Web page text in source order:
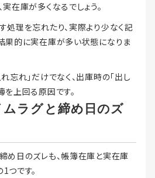
在庫が多くなるでしょう。
処理を忘れたり、実際より少なく記
果的に実在庫が多い状態になりま
忘れ」だけでなく、出庫時の「出し
を上回る原因です。
ラグと締め日のズ
め日のズレも、帳簿在庫と実在庫
つです。